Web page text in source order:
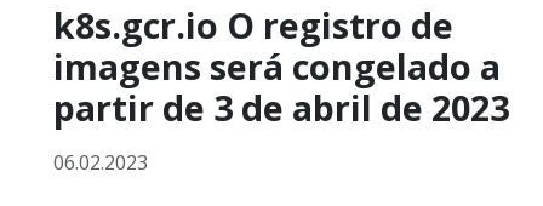
k8s.gcr.io O registro de
imagens será congelado a
partir de 3 de abril de 2023
06.02.2023